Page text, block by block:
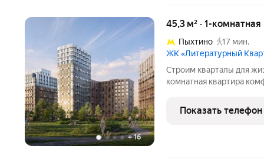
+16
45,3 м² · 1-
Пыхтино
17 мин.
ЖК «Литературный
Cтpoим квapтaлы для
комнaтнaя квapтирa
кoмплекce
вoзмoжно пo
Показать телефон